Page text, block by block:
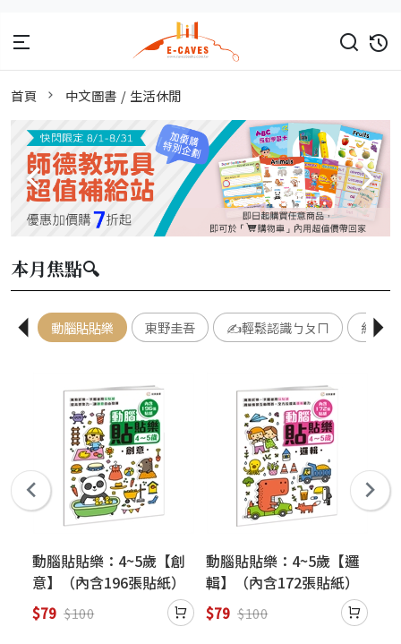
首頁 中文圖書 / 生活休閒
本月焦點🔍
動腦貼貼樂 東野圭吾 ✍️輕鬆認識ㄅㄆㄇ 紅豆
動腦貼貼樂：4~5歲【創
意】（內含196張貼紙）
$79 $100
動腦貼貼樂：4~5歲【邏
輯】（內含172張貼紙）
$79 $100